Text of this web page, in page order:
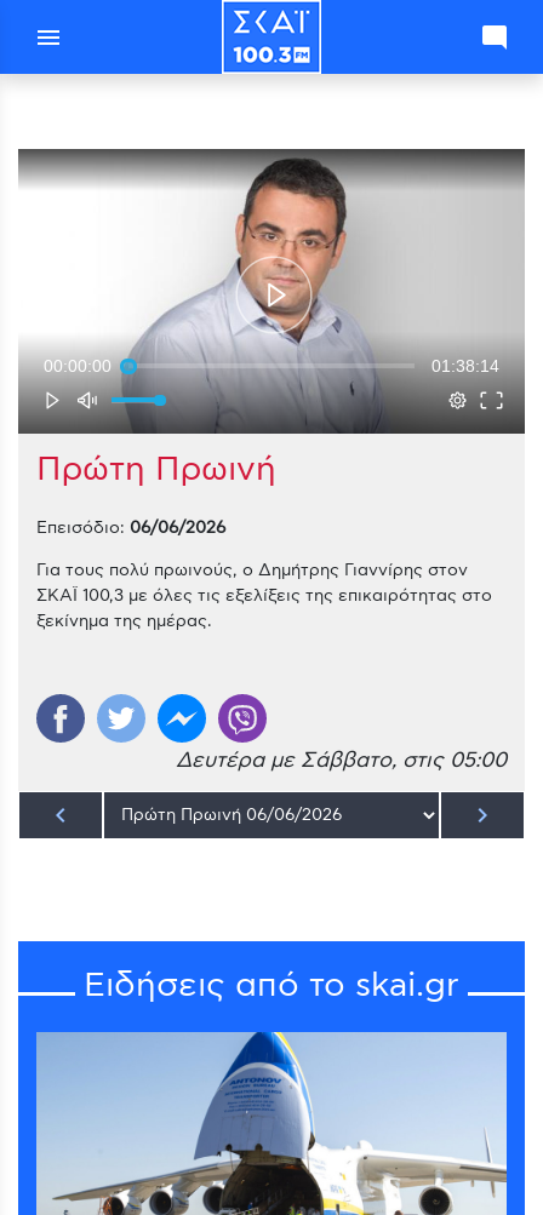
menu mode_comment
00:00:00 01:38:14
Πρώτη Πρωινή
Επεισόδιο: 06/06/2026
Για τους πολύ πρωινούς, ο Δημήτρης Γιαννίρης στον
ΣΚΑΪ 100,3 με όλες τις εξελίξεις της επικαιρότητας στο
ξεκίνημα της ημέρας.
Δευτέρα με Σάββατο, στις 05:00
keyboard_arrow_left keyboard_arrow_right
Ειδήσεις από το skai.gr